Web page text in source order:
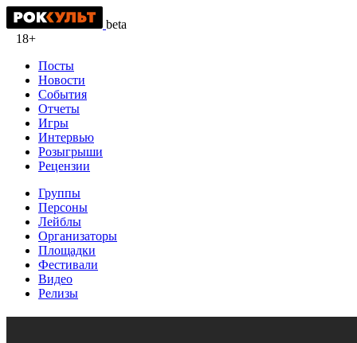
beta
18+
Посты
Новости
События
Отчеты
Игры
Интервью
Розыгрыши
Рецензии
Группы
Персоны
Лейблы
Организаторы
Площадки
Фестивали
Видео
Релизы